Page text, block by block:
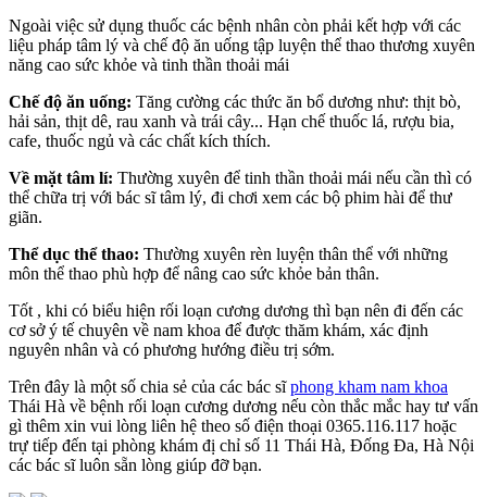
Ngoài việc sử dụng thuốc các bệnh nhân còn phải kết hợp với các
liệu pháp tâm lý và chế độ ăn uống tập luyện thể thao thương xuyên
năng cao sức khỏe và tinh thần thoải mái
Chế độ ăn uống: Tăng cường các thức ăn bổ dương như: thịt bò,
hải sản, thịt dê, rau xanh và trái cây... Hạn chế thuốc lá, rượu bia,
cafe, thuốc ngủ và các chất kích thích.
Về mặt tâm lí: Thường xuyên để tinh thần thoải mái nếu cần thì có
thể chữa trị với bác sĩ tâm lý, đi chơi xem các bộ phim hài để thư
giãn.
Thể dục thể thao: Thường xuyên rèn luyện thân thể với những
môn thể thao phù hợp để nâng cao sức khỏe bản thân.
Tốt , khi có biểu hiện rối loạn cương dương thì bạn nên đi đến các
cơ sở ý tế chuyên về nam khoa để được thăm khám, xác định
nguyên nhân và có phương hướng điều trị sớm.
Trên đây là một số chia sẻ của các bác sĩphong kham nam khoa
Thái Hà về bệnh rối loạn cương dương nếu còn thắc mắc hay tư vấn
gì thêm xin vui lòng liên hệ theo số điện thoại 0365.116.117 hoặc
trự tiếp đến tại phòng khám đị chỉ số 11 Thái Hà, Đống Đa, Hà Nội
các bác sĩ luôn sẵn lòng giúp đỡ bạn.